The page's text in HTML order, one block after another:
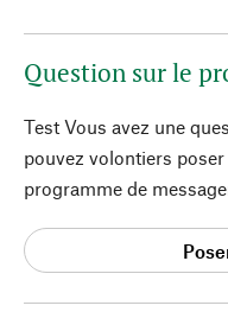
Question sur le
Test Vous avez une
pouvez volontiers
programme de